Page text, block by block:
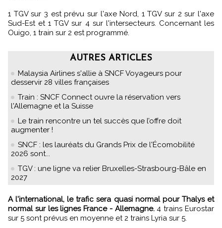
1 TGV sur 3 est prévu sur l'axe Nord, 1 TGV sur 2 sur l'axe
Sud-Est et 1 TGV sur 4 sur l'intersecteurs. Concernant les
Ouigo, 1 train sur 2 est programmé.
AUTRES ARTICLES
Malaysia Airlines s'allie à SNCF Voyageurs pour
desservir 28 villes françaises
Train : SNCF Connect ouvre la réservation vers
l'Allemagne et la Suisse
Le train rencontre un tel succès que l’offre doit
augmenter !
SNCF : les lauréats du Grands Prix de l'Écomobilité
2026 sont...
TGV : une ligne va relier Bruxelles-Strasbourg-Bâle en
2027
A l'international, le trafic sera quasi normal pour Thalys et
normal sur les lignes France - Allemagne.4 trains Eurostar
sur 5 sont prévus en moyenne et 2 trains Lyria sur 5.